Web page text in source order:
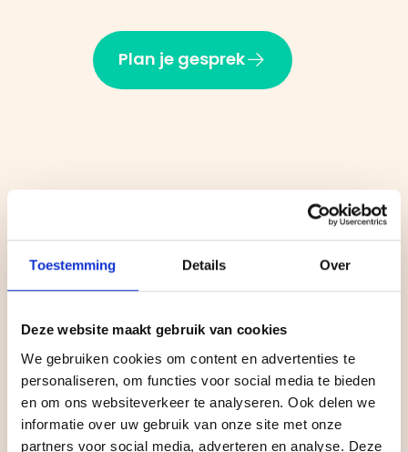
Toestemming Details Over
Deze website maakt gebruik van cookies
We gebruiken cookies om content en advertenties te
personaliseren, om functies voor social media te bieden
en om ons websiteverkeer te analyseren. Ook delen we
informatie over uw gebruik van onze site met onze
partners voor social media, adverteren en analyse. Deze
Plan je gesprek
Een website in elf
werkdagen bouwen
lukt alleen met één
strak proces.